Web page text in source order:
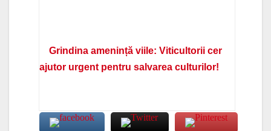
Grindina amenință viile: Viticultorii cer
ajutor urgent pentru salvarea culturilor!